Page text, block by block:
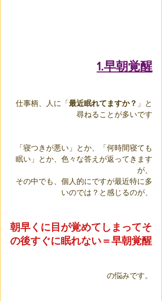
1.早朝覚醒
仕事柄、人に「最近眠れてますか？ 」と
尋ねることが多いです
「寝つきが悪い」とか、「何時間寝ても
眠い」とか、色々な答えが返ってきます
が、
その中でも、個人的にですが最近特に多
いのでは？と感じるのが、
朝早くに目が覚めてしまってそ
の後すぐに眠れない＝早朝覚醒
の悩みです。